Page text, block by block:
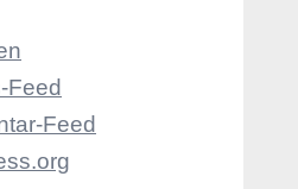
Feed
Feed